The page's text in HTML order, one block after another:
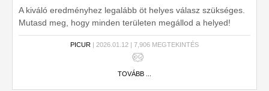
A kiváló eredményhez legalább öt helyes válasz szükséges.
Mutasd meg, hogy minden területen megállod a helyed!
Kezdődjön a kvíz!
PICUR | 2026.01.12 | 7,906 MEGTEKINTÉS
TOVÁBB ...